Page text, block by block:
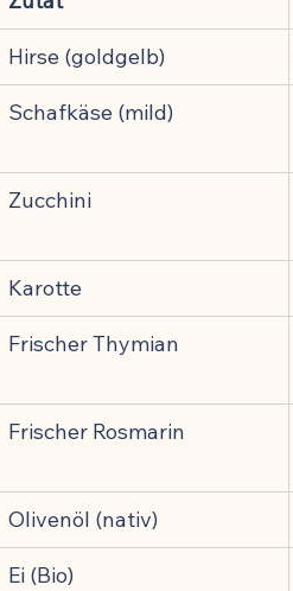
Hirse (goldgelb)
Schafkäse (mild)
Zucchini
Karotte
Frischer Thymian
Frischer Rosmarin
Olivenöl (nativ)
Ei (Bio)